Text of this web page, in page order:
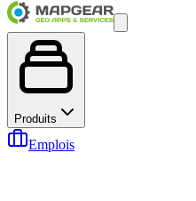
Produits
Emplois